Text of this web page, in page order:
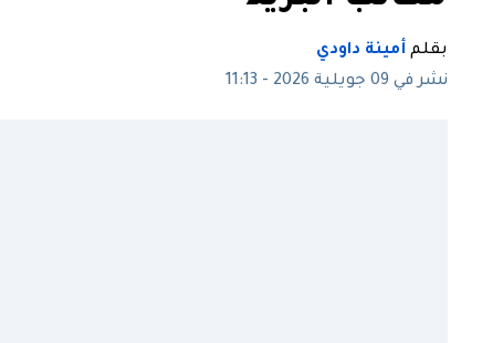
بقلم أمينة داودي
نشر في 09 جويلية 2026 - 11:13